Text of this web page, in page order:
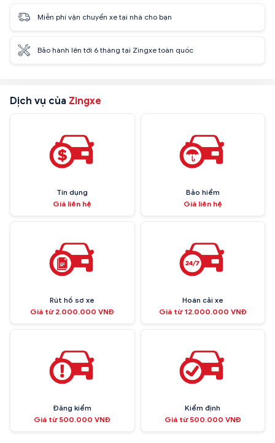
Miễn phí vận chuyển xe tại nhà cho bạn
Bảo hành lên tới 6 tháng tại Zingxe toàn quốc
Dịch vụ của Zingxe
Tín dụng
Giá liên hệ
Bảo hiểm
Giá liên hệ
Rút hồ sơ xe
Giá từ 2.000.000 VNĐ
Hoán cải xe
Giá từ 12.000.000 VNĐ
Đăng kiểm
Giá từ 500.000 VNĐ
Kiểm định
Giá từ 500.000 VNĐ